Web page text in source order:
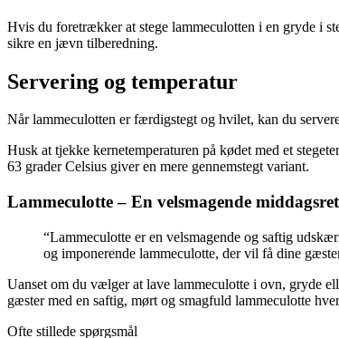
Hvis du foretrækker at stege lammeculotten i en gryde i
sikre en jævn tilberedning.
Servering og temperatur
Når lammeculotten er færdigstegt og hvilet, kan du
Husk at tjekke kernetemperaturen på kødet med et
63 grader Celsius giver en mere gennemstegt variant.
Lammeculotte – En velsmagende middagsret
“Lammeculotte er en velsmagende og saftig
og imponerende lammeculotte, der vil få dine
Uanset om du vælger at lave lammeculotte i ovn, gryde
gæster med en saftig, mørt og smagfuld lammeculotte
Ofte stillede spørgsmål